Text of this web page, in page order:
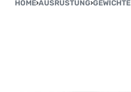
HOME›AUSRÜSTUNG›GEWICHTE